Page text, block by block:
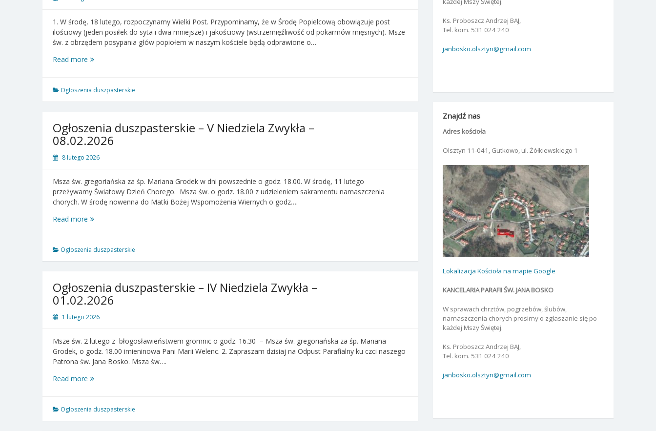
1. W środę, 18 lutego, rozpoczynamy Wielki Post. Przypominamy, że w Środę Popielcową obowiązuje post
ilościowy (jeden posiłek do syta i dwa mniejsze) i jakościowy (wstrzemięźliwość od pokarmów mięsnych). Msze
św. z obrzędem posypania głów popiołem w naszym kościele będą odprawione o…
Read more Ogłoszenia
VI
Niedziela
15.02.2026
Ogłoszenia duszpasterskie
Ogłoszenia duszpasterskie – V Niedziela Zwykła –
08.02.2026
8 lutego 2026
Msza św. gregoriańska za śp. Mariana Grodek w dni powszednie o godz. 18.00. W środę, 11 lutego
przeżywamy Światowy Dzień Chorego. Msza św. o godz. 18.00 z udzieleniem sakramentu namaszczenia
chorych. W środę nowenna do Matki Bożej Wspomożenia Wiernych o godz….
Read more Ogłoszenia
V
Niedziela
08.02.2026
Ogłoszenia duszpasterskie
Ogłoszenia duszpasterskie – IV Niedziela Zwykła –
01.02.2026
1 lutego 2026
Msze św. 2 lutego z błogosławieństwem gromnic o godz. 16.30 – Msza św. gregoriańska za śp. Mariana
Grodek, o godz. 18.00 imieninowa Pani Marii Welenc. 2. Zapraszam dzisiaj na Odpust Parafialny ku czci naszego
Patrona św. Jana Bosko. Msza św….
Read more Ogłoszenia
IV
Niedziela
Ogłoszenia duszpasterskie
Ks. Proboszcz Andrzej BAJ,
Tel. kom. 531 024 240
janbosko.olsztyn@gmail.com
Znajdź nas
Adres kościoła
Olsztyn 11-041, Gutkowo, ul. Żółkiewskiego 1
Lokalizacja Kościoła na mapie Google
KANCELARIA PARAFII ŚW. JANA BOSKO
W sprawach chrztów, pogrzebów, ślubów,
namaszczenia chorych prosimy o zgłaszanie się po
każdej Mszy Świętej.
Ks. Proboszcz Andrzej BAJ,
Tel. kom. 531 024 240
janbosko.olsztyn@gmail.com